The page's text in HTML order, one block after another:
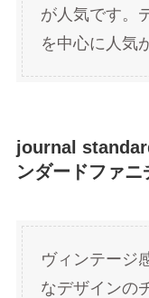
が人気です。
を中心に人気
journal
ンダードファニ
ヴィンテージ
なデザインの